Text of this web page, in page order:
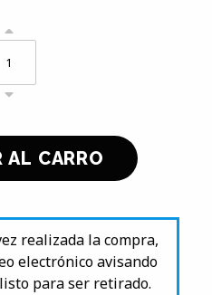
realizada la compra,
electrónico avisando
para ser retirado.